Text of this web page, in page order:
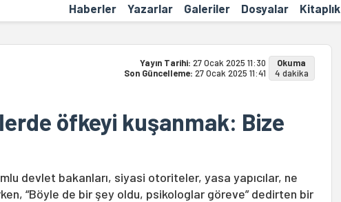
Haberler Yazarlar Galeriler Dosyalar Kitaplık
Yayın Tarihi: 27 Ocak 2025 11:30
Son Güncelleme: 27 Ocak 2025 11:41
Okuma
4 dakika
öfkeyi kuşanmak: Bize
devlet bakanları, siyasi otoriteler, yasa yapıcılar, ne
“Böyle de bir şey oldu, psikologlar göreve” dedirten bir